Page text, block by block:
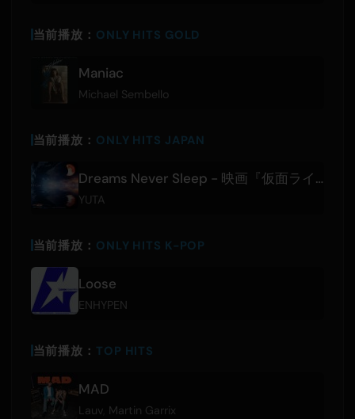
当前播放： ONLY HITS GOLD
Maniac
Michael Sembello
当前播放： ONLY HITS JAPAN
Dreams Never Sleep - 映画『仮面ライダーゼッツ さよならのミッション』主題歌
YUTA
当前播放： ONLY HITS K-POP
Loose
ENHYPEN
当前播放： TOP HITS
MAD
Lauv, Martin Garrix